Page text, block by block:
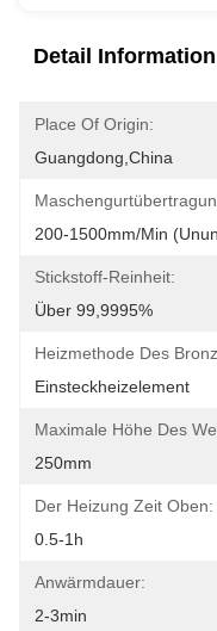
Detail Information
Place Of Origin:
Guangdong,China
200-1500mm/min
Stickstoff-Reinheit:
Über 99,9995%
Heizmethode Des
Einsteckheizelement
Maximale Höhe Des
250mm
Der Heizung Zeit Oben:
0.5-1h
Anwärmdauer:
2-3min